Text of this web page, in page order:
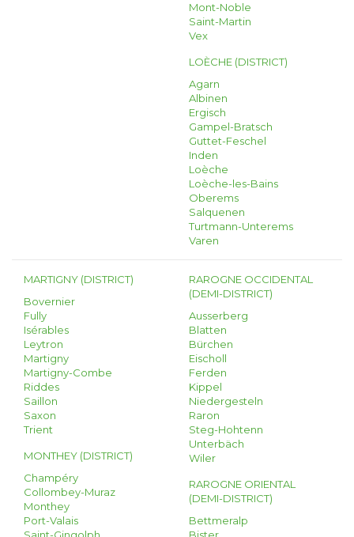
Mont-Noble
Saint-Martin
Vex
LOÈCHE (DISTRICT)
Agarn
Albinen
Ergisch
Gampel-Bratsch
Guttet-Feschel
Inden
Loèche
Loèche-les-Bains
Oberems
Salquenen
Turtmann-Unterems
Varen
MARTIGNY (DISTRICT)
Bovernier
Fully
Isérables
Leytron
Martigny
Martigny-Combe
Riddes
Saillon
Saxon
Trient
MONTHEY (DISTRICT)
Champéry
Collombey-Muraz
Monthey
Port-Valais
RAROGNE OCCIDENTAL
(DEMI-DISTRICT)
Ausserberg
Blatten
Bürchen
Eischoll
Ferden
Kippel
Niedergesteln
Raron
Steg-Hohtenn
Unterbäch
Wiler
RAROGNE ORIENTAL
(DEMI-DISTRICT)
Bettmeralp